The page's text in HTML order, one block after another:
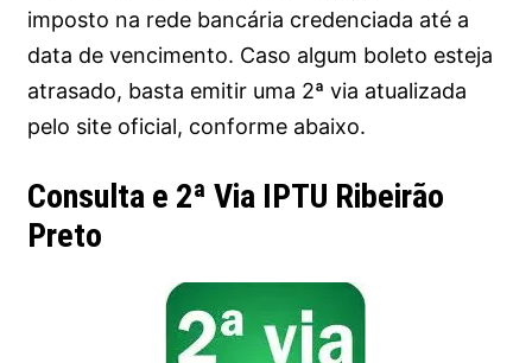
imposto na rede bancária credenciada até a
data de vencimento. Caso algum boleto esteja
atrasado, basta emitir uma 2ª via atualizada
pelo site oficial, conforme abaixo.
Consulta e 2ª Via IPTU Ribeirão
Preto